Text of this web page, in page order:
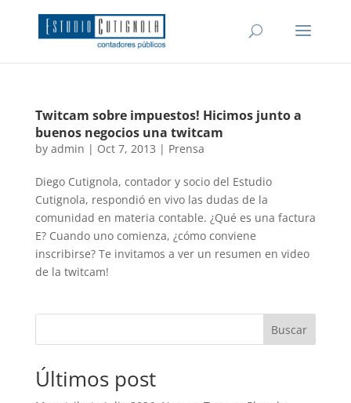
Twitcam sobre impuestos! Hicimos junto a
buenos negocios una twitcam
by admin | Oct 7, 2013 | Prensa
Diego Cutignola, contador y socio del Estudio
Cutignola, respondió en vivo las dudas de la
comunidad en materia contable. ¿Qué es una factura
E? Cuando uno comienza, ¿cómo conviene
inscribirse? Te invitamos a ver un resumen en video
de la twitcam!
Buscar
Últimos post